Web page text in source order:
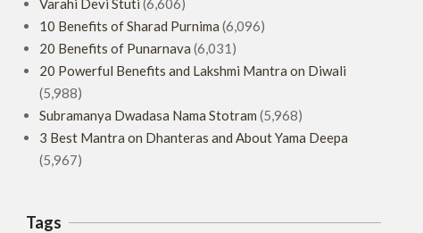
Varahi Devi Stuti (6,606)
10 Benefits of Sharad Purnima (6,096)
20 Benefits of Punarnava (6,031)
20 Powerful Benefits and Lakshmi Mantra on Diwali
(5,988)
Subramanya Dwadasa Nama Stotram (5,968)
3 Best Mantra on Dhanteras and About Yama Deepa
(5,967)
Tags